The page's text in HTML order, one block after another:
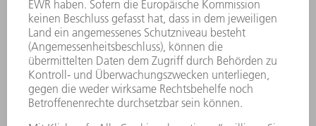
Das optische Messverfahren ObserveLine Professional
überprüft in regelmäßigen, frei definierbaren
Abständen die Positionsgenauigkeit der Maschine
ganz ohne Umrüsten und nahezu ohne
Auswirkungen auf die Taktzeit. Fehlpositionen
werden erkannt und der Ausschuss wird reduziert.